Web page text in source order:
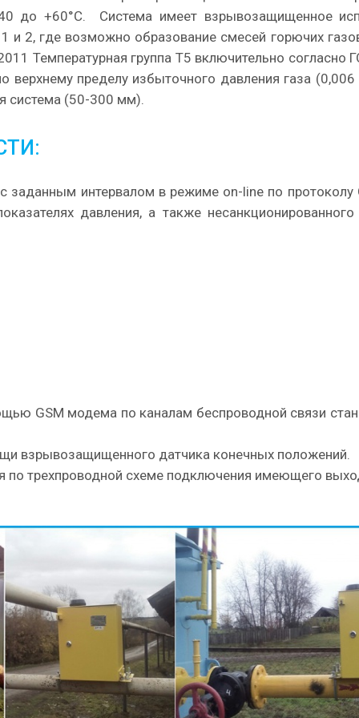
до +60°С. Система имеет взрывозащищенное
и 2, где возможно образование смесей горючих
Температурная группа Т5 включительно согласно
пределу избыточного давления газа
система (50-300 мм).
заданным интервалом в режиме on-line по протоколу
давления, а также
GSM модема по каналам беспроводной связи
взрывозащищенного датчика конечных положений.
по трехпроводной схеме подключения имеющего